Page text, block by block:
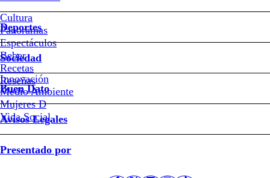
Cultura
Panoramas
Espectáculos
Beber
Recetas
Reseñas
Deportes
Sociedad
Innovación
Medio Ambiente
Mujeres D
Vida Social
Buen Dato
Avisos Legales
Presentado por
Para
qué
día
de
esta
semana
Notas relacionadas
17 de Junio de 2026
Patentes con restricción